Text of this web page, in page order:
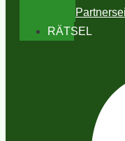
RÄTSEL